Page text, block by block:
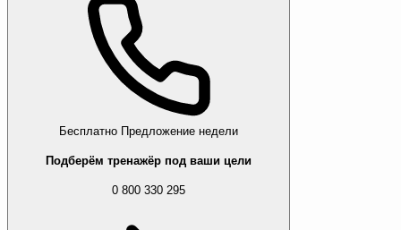
Бесплатно Предложение недели
Подберём тренажёр под ваши цели
0 800 330 295